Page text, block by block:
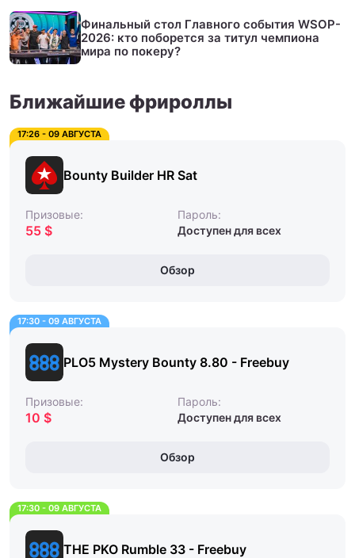
Финальный стол Главного события WSOP-
2026: кто поборется за титул чемпиона
мира по покеру?
Ближайшие фрироллы
17:26 - 09 АВГУСТА
Bounty Builder HR Sat
Призовые:
55 $
Пароль:
Доступен для всех
Обзор
17:30 - 09 АВГУСТА
PLO5 Mystery Bounty 8.80 - Freebuy
Призовые:
10 $
Пароль:
Доступен для всех
Обзор
17:30 - 09 АВГУСТА
THE PKO Rumble 33 - Freebuy